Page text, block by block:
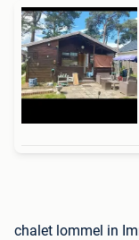
chalet lommel in